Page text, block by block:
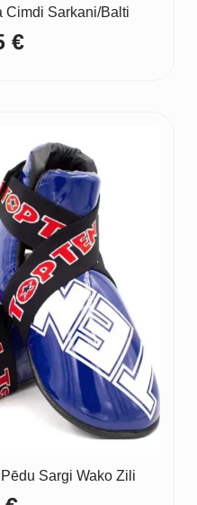
Cimdi Sarkani/Balti
€
Sargi Wako Zili